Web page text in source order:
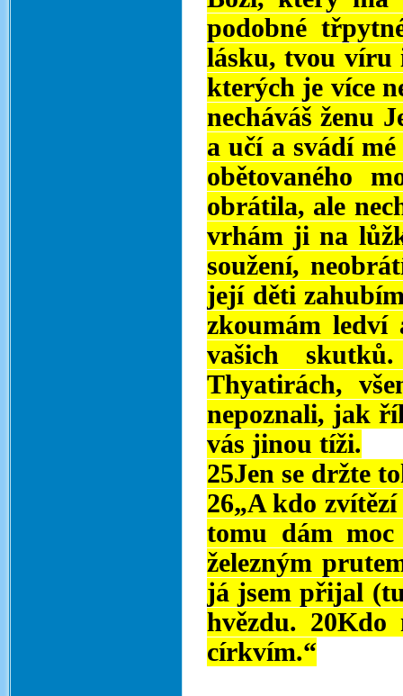
podobné
lásku, tvou víru
kterých je více
necháváš ženu
a učí a svádí
obětovaného
obrátila, ale
vrhám ji na
soužení,
její děti
zkoumám ledví
vašich
Thyatirách,
nepoznali, jak
vás jinou tíži.
25Jen se držte
26„A kdo
tomu dám
železným
já jsem přijal
hvězdu.
církvím.“